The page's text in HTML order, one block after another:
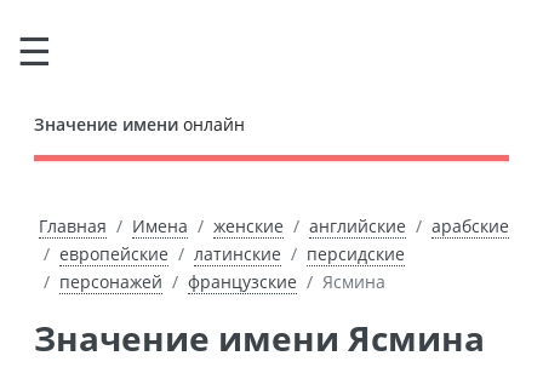
Значение имени онлайн
Главная Имена женские английские
арабские
европейские
латинские
персидские
персонажей
французские Ясмина
Значение имени Ясмина